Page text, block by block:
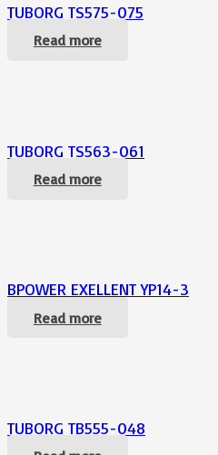
TUBORG TS575-075
Read more
TUBORG TS563-061
Read more
BPOWER EXELLENT YP14-3
Read more
TUBORG TB555-048